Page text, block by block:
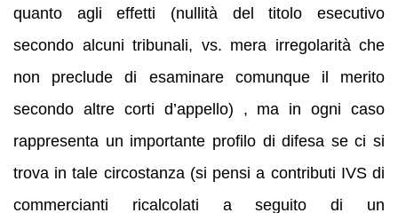
quanto agli effetti (nullità del titolo esecutivo
secondo alcuni tribunali, vs. mera irregolarità che
non preclude di esaminare comunque il merito
secondo altre corti d’appello) , ma in ogni caso
rappresenta un importante profilo di difesa se ci si
trova in tale circostanza (si pensi a contributi IVS di
commercianti ricalcolati a seguito di un